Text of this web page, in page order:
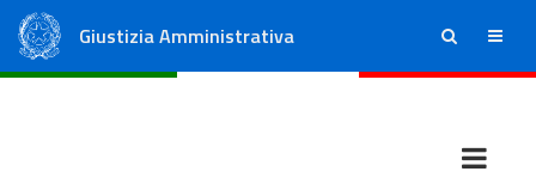
Giustizia Amministrativa ricerca menu